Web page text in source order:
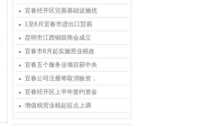
宜春经开区完善基础设施优
1至6月宜春市进出口贸易
昆明市江西铜鼓商会成立
宜春市8月起实施营业税改
宜春五个服务业项目获中央
宜春公司注册将取消验资，
宜春经开区上半年签约资金
增值税营业税起征点上调